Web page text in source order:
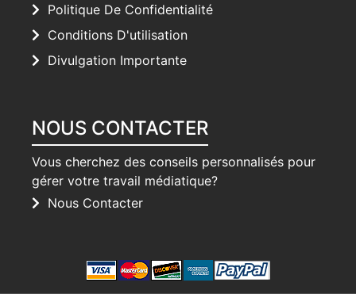
Politique De Confidentialité
Conditions D'utilisation
Divulgation Importante
NOUS CONTACTER
Vous cherchez des conseils personnalisés pour
gérer votre travail médiatique?
Nous Contacter